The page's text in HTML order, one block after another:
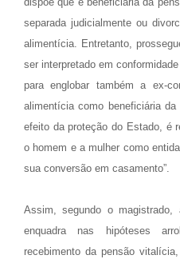
separada judicialmente ou
alimentícia. Entretanto,
ser interpretado em
para englobar também a ex-
alimentícia como beneficiária da
efeito da proteção do Estado, é
o homem e a mulher como
sua conversão em casamento”.
Assim, segundo o
enquadra nas hipóteses
recebimento da pensão